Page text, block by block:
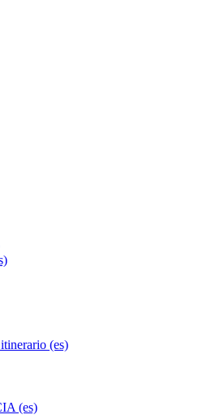
(es)
(es)